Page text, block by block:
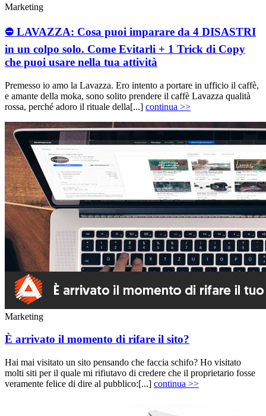
Marketing
⛔️ LAVAZZA: Cosa puoi imparare da 4 DISASTRI
in un colpo solo. Come Evitarli + 1 Trick di Copy
che puoi usare nella tua attività
Premesso io amo la Lavazza. Ero intento a portare in ufficio il caffè,
e amante della moka, sono solito prendere il caffè Lavazza qualità
rossa, perché adoro il rituale della[...] continua >>
Marketing
È arrivato il momento di rifare il sito?
Hai mai visitato un sito pensando che faccia schifo? Ho visitato
molti siti per il quale mi rifiutavo di credere che il proprietario fosse
veramente felice di dire al pubblico:[...] continua >>